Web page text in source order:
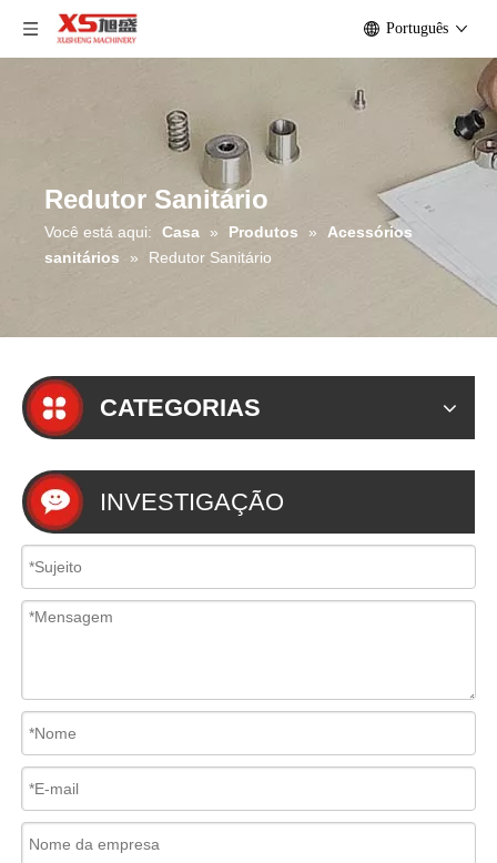
Português
Redutor Sanitário
Você está aqui: Casa » Produtos »
Acessórios
sanitários
» Redutor Sanitário
CATEGORIAS
INVESTIGAÇÃO